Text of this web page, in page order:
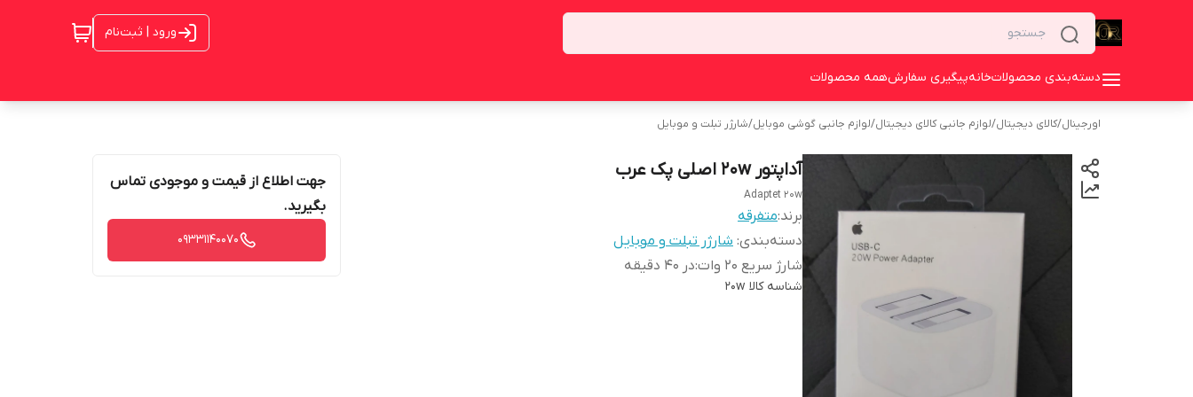
ورود | ثبت‌نام
دسته‌بندی محصولاتخانهپیگیری سفارشهمه محصولات
اورجینال/کالای دیجیتال/لوازم جانبی کالای دیجیتال/لوازم جانبی گوشی موبایل/شارژر تبلت و موبایل
آداپتور 20w اصلی پک عرب
Adaptet 20w
برند:متفرقه
دسته‌بندی: شارژر تبلت و موبایل
شارژ سریع 20 وات
:در 40 دقیقه
شناسه کالا 20w
جهت اطلاع از قیمت و موجودی تماس
بگیرید.
09331140070